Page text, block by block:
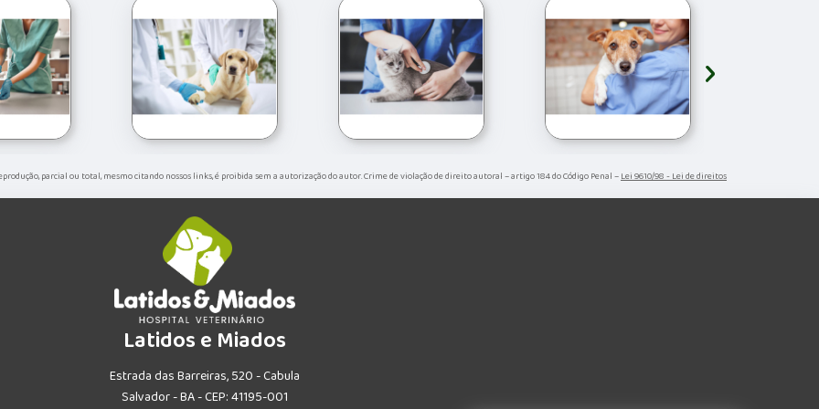
›
parcial ou total, mesmo citando nossos links, é proibida sem a autorização do autor. Crime de violação de direito autoral – artigo 184 do Código Penal –Lei 9610/98 - Lei de direitos
Latidos e Miados
Estrada das Barreiras, 520 - Cabula
Salvador - BA - CEP: 41195-001